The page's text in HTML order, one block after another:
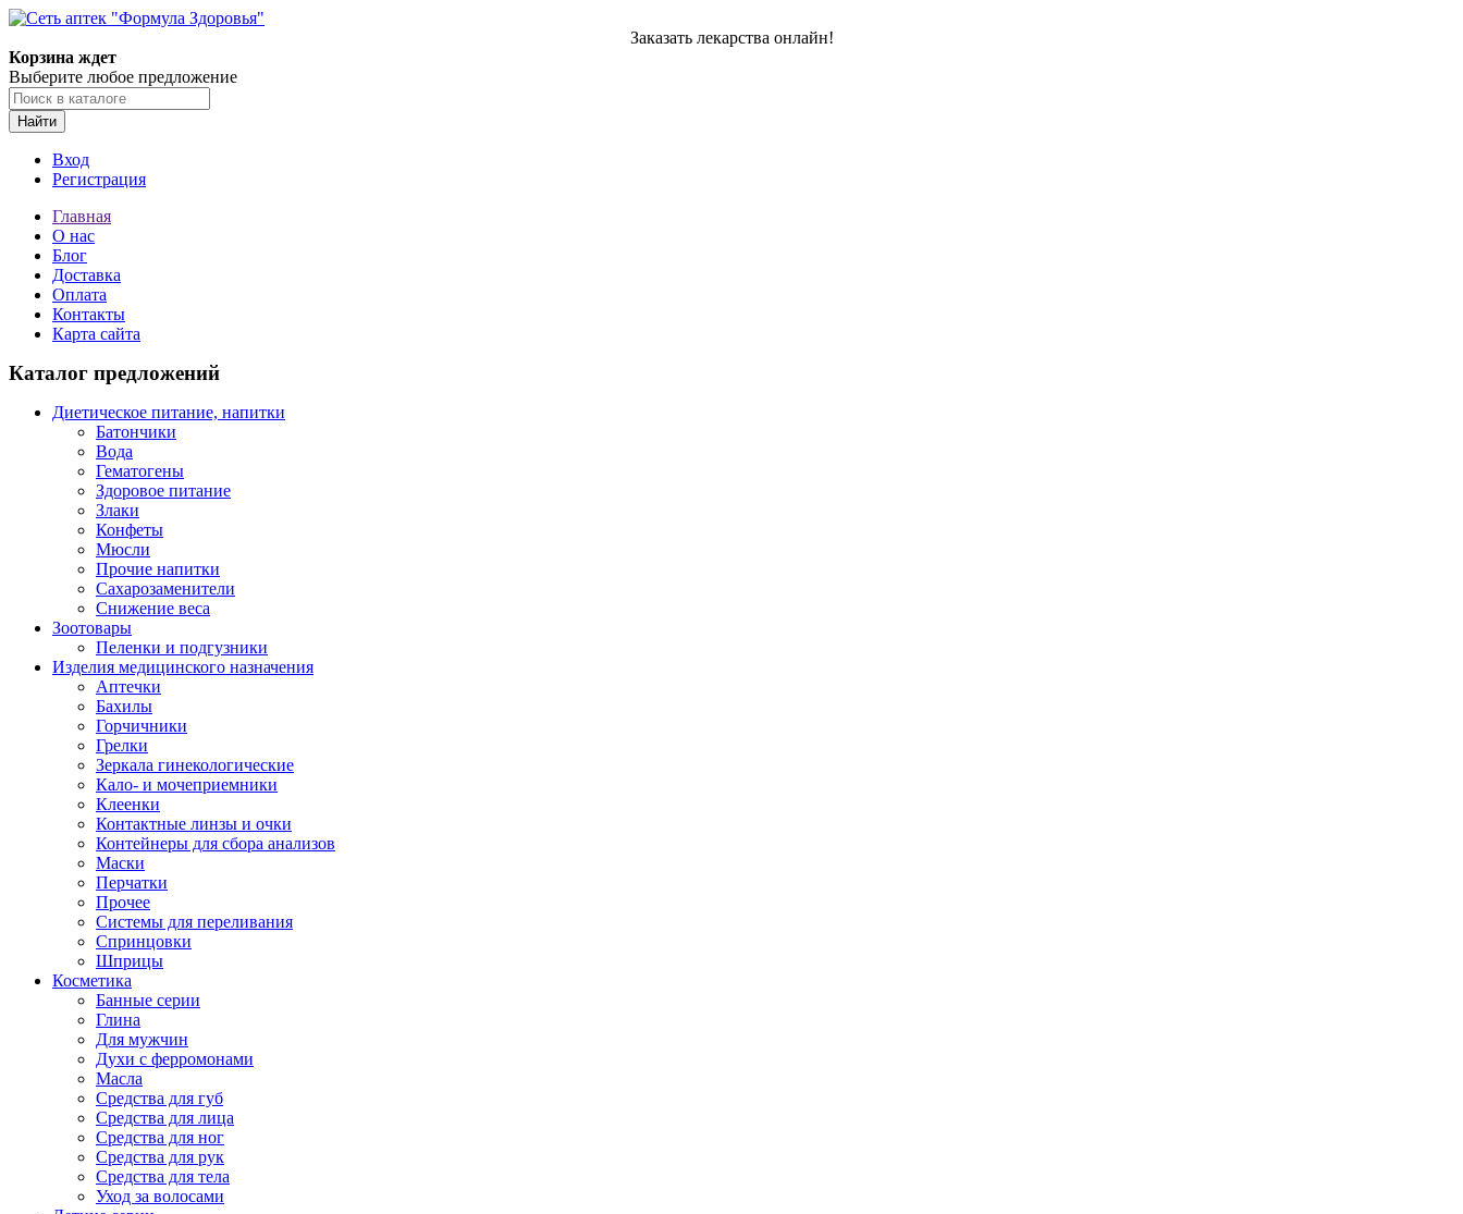
Заказать лекарства онлайн!
Корзина ждет
Выберите любое предложение
Найти
Вход
Регистрация
Главная
О нас
Блог
Доставка
Оплата
Контакты
Карта сайта
Каталог предложений
Диетическое питание, напитки
Батончики
Вода
Гематогены
Здоровое питание
Злаки
Конфеты
Мюсли
Прочие напитки
Сахарозаменители
Снижение веса
Зоотовары
Пеленки и подгузники
Изделия медицинского назначения
Аптечки
Бахилы
Горчичники
Грелки
Зеркала гинекологические
Кало- и мочеприемники
Клеенки
Контактные линзы и очки
Контейнеры для сбора анализов
Маски
Перчатки
Прочее
Системы для переливания
Спринцовки
Шприцы
Косметика
Банные серии
Глина
Для мужчин
Духи с ферромонами
Масла
Средства для губ
Средства для лица
Средства для ног
Средства для рук
Средства для тела
Уход за волосами